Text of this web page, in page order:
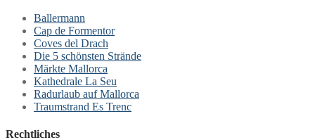
Ballermann
Cap de Formentor
Coves del Drach
Die 5 schönsten Strände
Märkte Mallorca
Kathedrale La Seu
Radurlaub auf Mallorca
Traumstrand Es Trenc
Rechtliches